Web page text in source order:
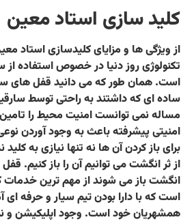
کلید سازی استاد معین
از ویژگی ها و مزایای کلیدسازی استاد
تکنولوژی روز دنیا در خصوص استفاده
است. همان طور که می دانید قفل های
ساده ای که داشتند به راحتی توسط
مساله نمی توانست امنیت محیط را
امنیتی پیشرفته باعث به وجود آوردن
برای باز کردن آن ها نه تنها نیازی به کلید
از ثر انگشت می توانیم آن را باز کنیم.
انگشت باز می شوند از مهم ترین خدمات
است که با دارا بودن تیم سیار و حرفه
همشهریان خود است. وجود اپلیکیشن و